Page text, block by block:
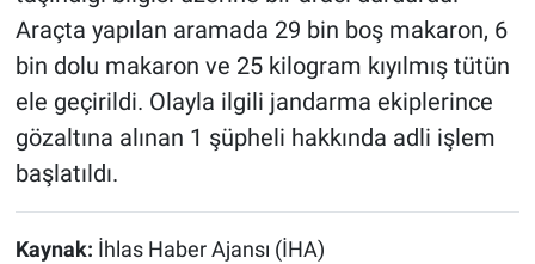
Araçta yapılan aramada 29 bin boş makaron, 6
bin dolu makaron ve 25 kilogram kıyılmış tütün
ele geçirildi. Olayla ilgili jandarma ekiplerince
gözaltına alınan 1 şüpheli hakkında adli işlem
başlatıldı.
Kaynak: İhlas Haber Ajansı (İHA)